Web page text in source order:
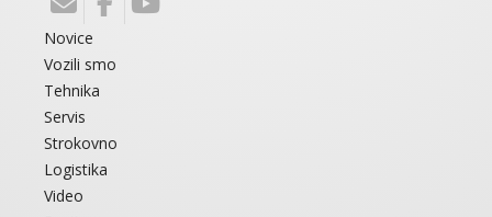
Novice
Vozili smo
Tehnika
Servis
Strokovno
Logistika
Video